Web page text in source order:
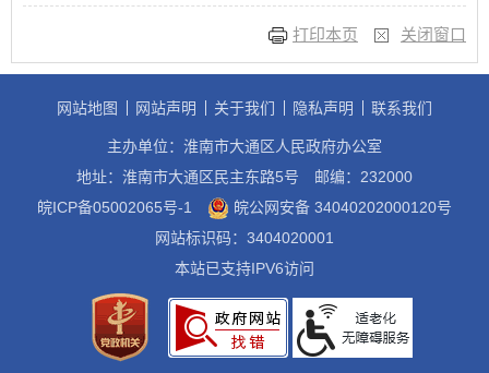
打印本页 关闭窗口
网站地图 网站声明 关于我们 隐私声明 联系我们
主办单位：淮南市大通区人民政府办公室
地址：淮南市大通区民主东路5号
邮编：232000
皖ICP备05002065号-1
皖公网安备 34040202000120号
网站标识码：3404020001
本站已支持IPV6访问